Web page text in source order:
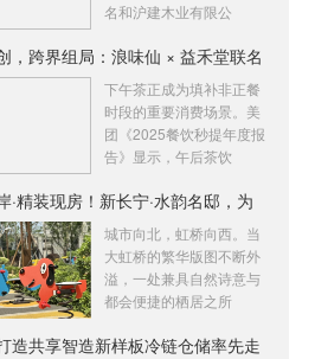
名和沪建木业有限公
，跨界组局：浪味仙 × 益禾堂联名
下午茶正成为填补非正餐
时段的重要消费场景。美
团《2025餐饮秒提年度报
告》显示，午后茶饮
·精装现房！新长宁·水韵名邸，为
城市向北，虹桥向西。当
大虹桥的繁华版图不断外
溢，一处兼具自然诗意与
都会便捷的栖居之所
造共享智造新样板冷链仓储率先走